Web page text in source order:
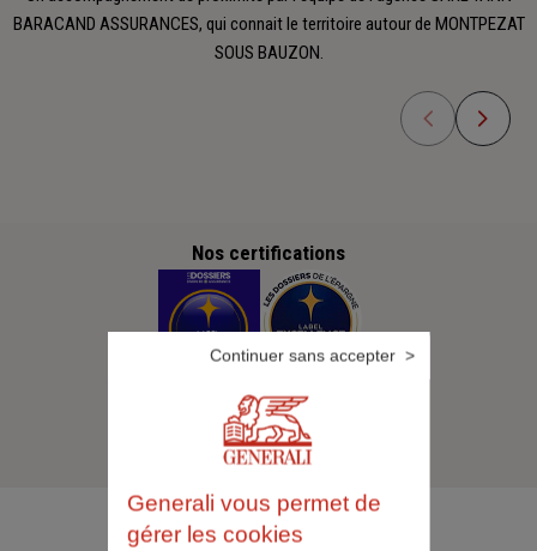
BARACAND ASSURANCES, qui connait le territoire autour de MONTPEZAT
SOUS BAUZON.
Nos certifications
Generali vous permet de
gérer les cookies
Continuer sans accepter